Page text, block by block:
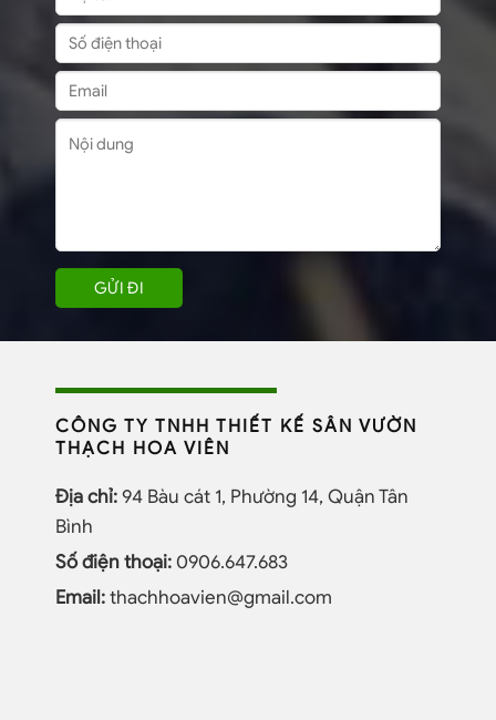
CÔNG TY TNHH THIẾT KẾ SÂN VƯỜN
THẠCH HOA VIÊN
Địa chỉ:94 Bàu cát 1, Phường 14, Quận Tân
Bình
Số điện thoại:0906.647.683
Email:thachhoavien@gmail.com